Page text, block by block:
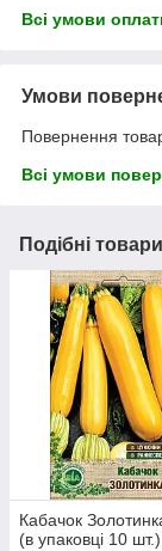
Всі умови
Умови
Повернення
Всі умови
Подібні
Кабачок
(в упаковці 10 шт.)